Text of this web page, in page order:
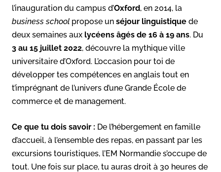
l’inauguration du campus d’Oxford, en 2014, la
business school propose un séjour linguistique de
deux semaines aux lycéens âgés de 16 à 19 ans. Du
3 au 15 juillet 2022, découvre la mythique ville
universitaire d’Oxford. L’occasion pour toi de
développer tes compétences en anglais tout en
t’imprégnant de l’univers d’une Grande École de
commerce et de management.
Ce que tu dois savoir : De l’hébergement en famille
d’accueil, à l’ensemble des repas, en passant par les
excursions touristiques, l’EM Normandie s’occupe de
tout. Une fois sur place, tu auras droit à 30 heures de